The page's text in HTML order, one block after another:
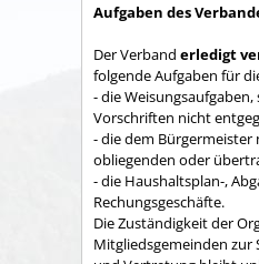
Aufgaben des
Der Verband erledigt
folgende Aufgaben für
- die
Vorschriften nicht
- die dem Bürgermeister
obliegenden oder
- die Haushaltsplan-,
Rechungs­geschäfte.
Die Zuständigkeit der
Mitgliedsgemeinden zur